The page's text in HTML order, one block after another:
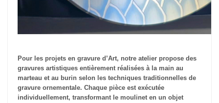
Pour les projets en gravure d’Art, notre atelier propose des
gravures artistiques entièrement réalisées à la main au
marteau et au burin selon les techniques traditionnelles de
gravure ornementale. Chaque pièce est exécutée
individuellement, transformant le moulinet en un objet